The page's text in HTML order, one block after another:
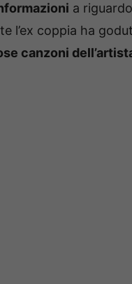
a
l’ex coppia ha
canzoni